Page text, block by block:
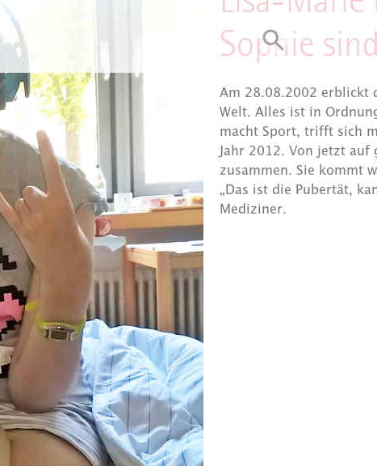
Sophie
Am 28.08.2002 erblickt
Welt. Alles ist in
macht Sport, trifft sich
Jahr 2012. Von jetzt
zusammen. Sie kommt
„Das ist die Pubertät,
Mediziner.